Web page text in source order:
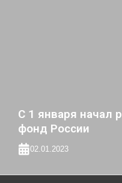
С 1 января начал
фонд России
02.01.2023